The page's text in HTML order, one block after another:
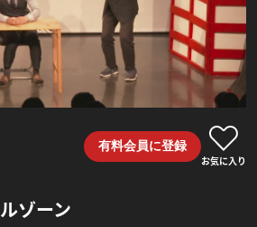
有料会員に登録
お気に入り
ゾーン